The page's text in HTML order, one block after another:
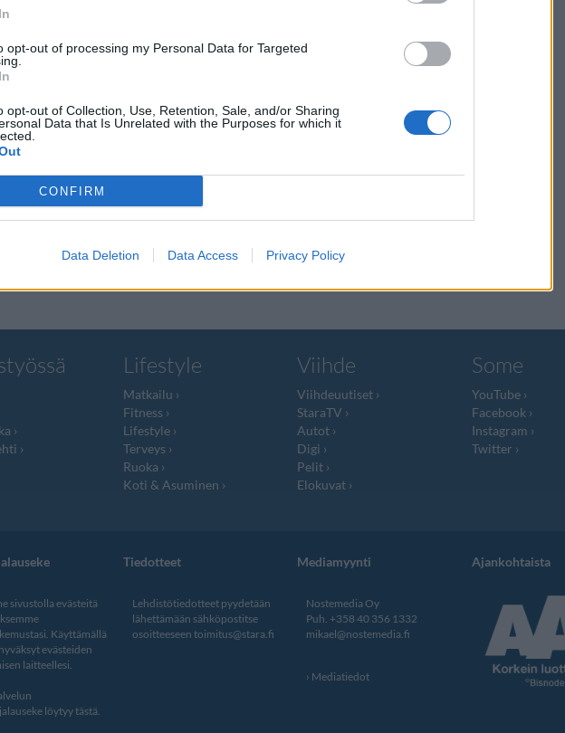
opt-out of processing my Personal Data for Targeted
opt-out of Collection, Use, Retention, Sale, and/or Sharing
Data that Is Unrelated with the Purposes for which it
CONFIRM
Data Deletion Data Access Privacy Policy
kertaa
2010
Lifestyle
Matkailu
Fitness
Lifestyle
Terveys
Ruoka
Koti & Asuminen
Viihde
Viihdeuutiset
StaraTV
Autot
Digi
Pelit
Elokuvat
Some
YouTube
Facebook
Instagram
Twitter
sivustolla evästeitä
Käyttämällä
evästeiden
laitteellesi.
löytyy tästä.
Tiedotteet
Lehdistötiedotteet pyydetään
lähettämään sähköpostitse
osoitteeseen toimitus@stara.fi
Mediamyynti
Nostemedia Oy
Puh. +358 40 356 1332
mikael@nostemedia.fi
Mediatiedot
Ajankohtaista